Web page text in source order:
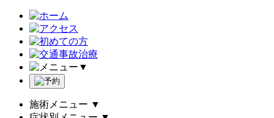
▼
施術メニュー ▼